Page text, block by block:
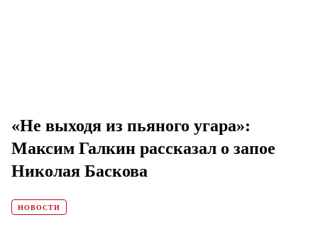
«Не выходя из пьяного угара»:
Максим Галкин рассказал о запое
Николая Баскова
НОВОСТИ